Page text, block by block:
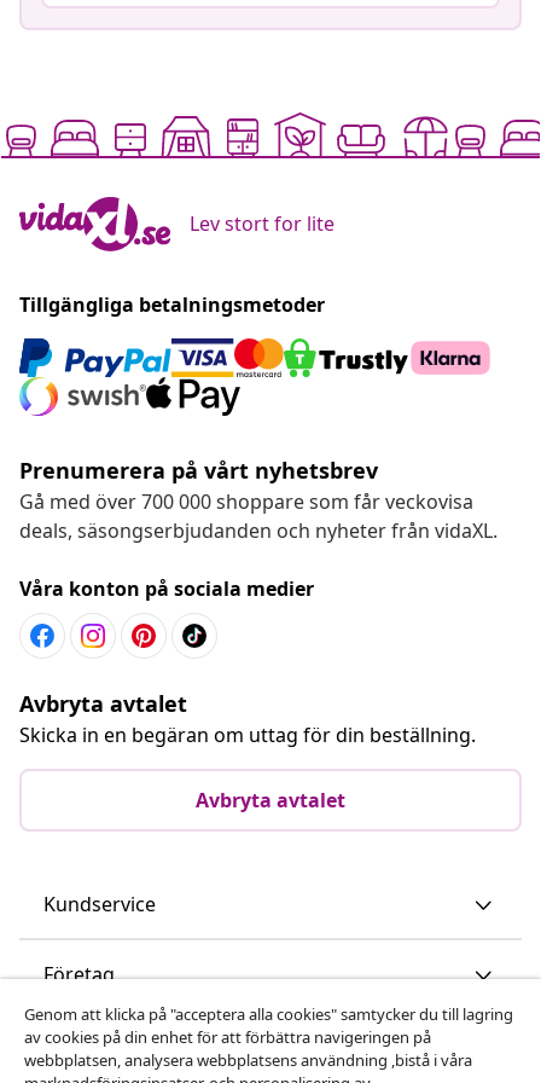
Lev stort for lite
Tillgängliga betalningsmetoder
Prenumerera på vårt nyhetsbrev
Gå med över 700 000 shoppare som får veckovisa
deals, säsongserbjudanden och nyheter från vidaXL.
Våra konton på sociala medier
Avbryta avtalet
Skicka in en begäran om uttag för din beställning.
Avbryta avtalet
Kundservice
Företag
vidaXL
Genom att klicka på "acceptera alla cookies" samtycker du till lagring
av cookies på din enhet för att förbättra navigeringen på
webbplatsen, analysera webbplatsens användning ,bistå i våra